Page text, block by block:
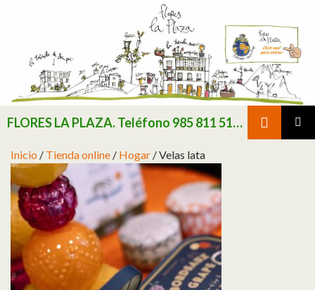
FLORES LA PLAZA. Teléfono 985 811 511 / Consultar existencias de flor y planta natural antes de realizar pedido
Inicio / Tienda online / Hogar / Velas lata